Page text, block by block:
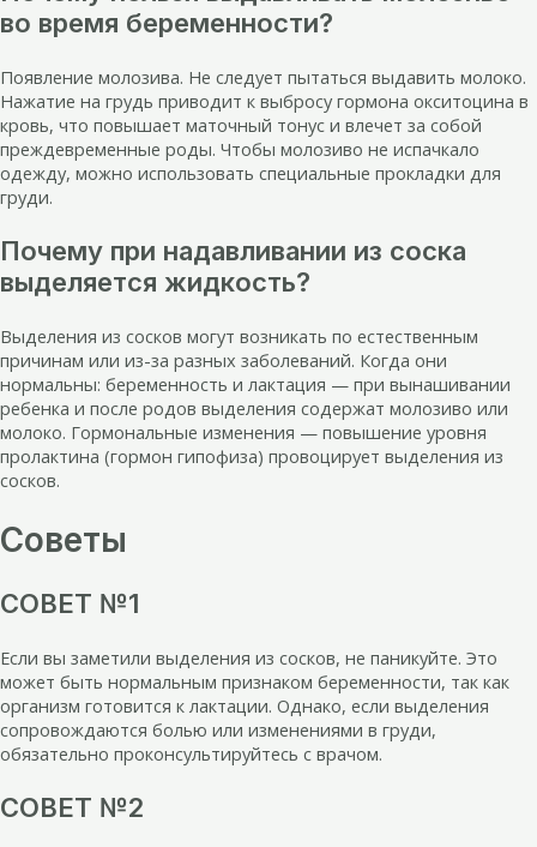
во время беременности?
Появление молозива. Не следует пытаться выдавить молоко.
Нажатие на грудь приводит к выбросу гормона окситоцина в
кровь, что повышает маточный тонус и влечет за собой
преждевременные роды. Чтобы молозиво не испачкало
одежду, можно использовать специальные прокладки для
груди.
Почему при надавливании из соска
выделяется жидкость?
Выделения из сосков могут возникать по естественным
причинам или из-за разных заболеваний. Когда они
нормальны: беременность и лактация — при вынашивании
ребенка и после родов выделения содержат молозиво или
молоко. Гормональные изменения — повышение уровня
пролактина (гормон гипофиза) провоцирует выделения из
сосков.
Советы
СОВЕТ №1
Если вы заметили выделения из сосков, не паникуйте. Это
может быть нормальным признаком беременности, так как
организм готовится к лактации. Однако, если выделения
сопровождаются болью или изменениями в груди,
обязательно проконсультируйтесь с врачом.
СОВЕТ №2